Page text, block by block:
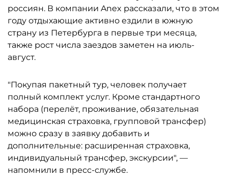
россиян. В компании Anex рассказали, что в этом
году отдыхающие активно ездили в южную
страну из Петербурга в первые три месяца,
также рост числа заездов заметен на июль-
август.
"Покупая пакетный тур, человек получает
полный комплект услуг. Кроме стандартного
набора (перелёт, проживание, обязательная
медицинская страховка, групповой трансфер)
можно сразу в заявку добавить и
дополнительные: расширенная страховка,
индивидуальный трансфер, экскурсии", —
напомнили в пресс-службе.